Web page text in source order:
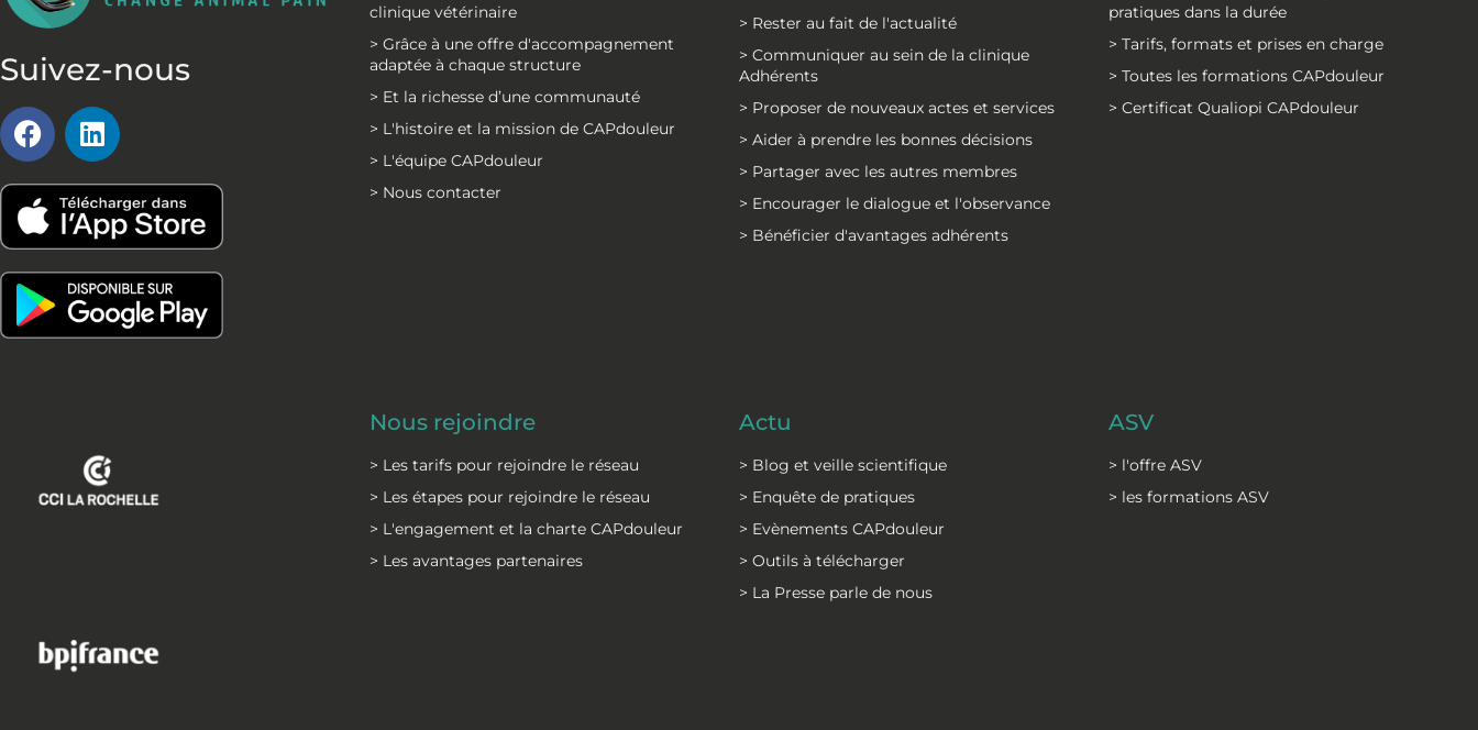
Suivez-nous
F
a
e
b
o
o
k
L
i
k
e
d
i
n
clinique vétérinaire
> Grâce à une offre d'accompagnement
adaptée à chaque structure
> Et la richesse d’une communauté
> L'histoire et la mission de CAPdouleur
> L'équipe CAPdouleur
> Nous contacter
> Rester au fait de l'actualité
> Communiquer au sein de la clinique
Adhérents
> Proposer de nouveaux actes et services
> Aider à prendre les bonnes décisions
> Partager avec les autres membres
> Encourager le dialogue et l'observance
> Bénéficier d'avantages adhérents
pratiques dans la durée
> Tarifs, formats et prises en charge
> Toutes les formations CAPdouleur
> Certificat Qualiopi CAPdouleur
Nous rejoindre
> Les tarifs pour rejoindre le réseau
> Les étapes pour rejoindre le réseau
> L'engagement et la charte CAPdouleur
> Les avantages partenaires
Actu
> Blog et veille scientifique
> Enquête de pratiques
> Evènements CAPdouleur
> Outils à télécharger
> La Presse parle de nous
ASV
> l'offre ASV
> les formations ASV